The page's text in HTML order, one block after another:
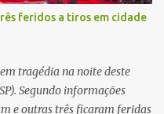
limitados, a
é apenas investir mais,
produzir o maior benefício
respaldo tanto na
feridos a tiros em cidade
tragédia na noite deste
Segundo informações
e outras três ficaram feridas